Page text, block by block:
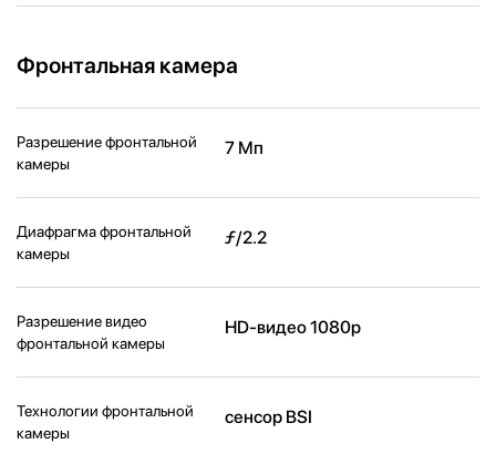
Фронтальная камера
Разрешение фронтальной
камеры
7 Мп
Диафрагма фронтальной
камеры
ƒ/2.2
Разрешение видео
фронтальной камеры
HD-видео 1080p
Технологии фронтальной
камеры
сенсор BSI